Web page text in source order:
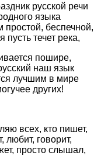
русской речи
языка
беспечной,
пусть течет река,
пошире,
наш язык
лучшим в мире
других!
всех, кто пишет,
любит, говорит,
просто слышал,